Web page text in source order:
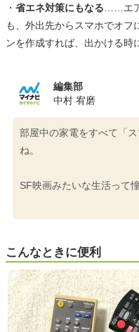
・ 省エネ対策にもなる ……エ
も、外出先からスマホでオフ
ンを作成すれば、出かける時
編集部
中村 宥磨
部屋中の家電をすべて「
ね。
SF映画みたいな生活って
こんなときに便利